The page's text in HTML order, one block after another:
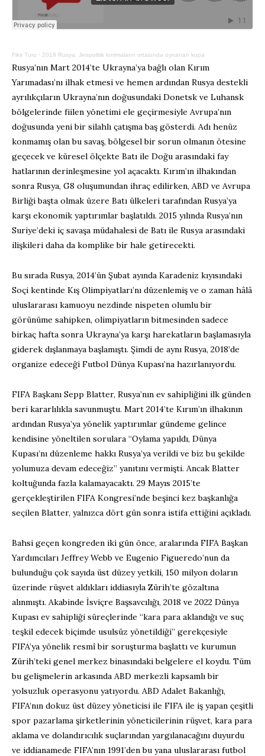
Fikir Turu · 2018 Rusya: Jeopolitik kırılmaların ortasında oynanan kupa
Rusya’nın Mart 2014’te Ukrayna’ya bağlı olan Kırım
Yarımadası’nı ilhak etmesi ve hemen ardından Rusya destekli
ayrılıkçıların Ukrayna’nın doğusundaki Donetsk ve Luhansk
bölgelerinde fiilen yönetimi ele geçirmesiyle Avrupa’nın
doğusunda yeni bir silahlı çatışma baş gösterdi. Adı henüz
konmamış olan bu savaş, bölgesel bir sorun olmanın ötesine
geçecek ve küresel ölçekte Batı ile Doğu arasındaki fay
hatlarının derinleşmesine yol açacaktı. Kırım’ın ilhakından
sonra Rusya, G8 oluşumundan ihraç edilirken, ABD ve Avrupa
Birliği başta olmak üzere Batı ülkeleri tarafından Rusya’ya
karşı ekonomik yaptırımlar başlatıldı. 2015 yılında Rusya’nın
Suriye’deki iç savaşa müdahalesi de Batı ile Rusya arasındaki
ilişkileri daha da komplike bir hale getirecekti.
Bu sırada Rusya, 2014’ün Şubat ayında Karadeniz kıyısındaki
Soçi kentinde Kış Olimpiyatları’nı düzenlemiş ve o zaman hâlâ
uluslararası kamuoyu nezdinde nispeten olumlu bir
görünüme sahipken, olimpiyatların bitmesinden sadece
birkaç hafta sonra Ukrayna’ya karşı harekatların başlamasıyla
giderek dışlanmaya başlamıştı. Şimdi de aynı Rusya, 2018’de
organize edeceği Futbol Dünya Kupası’na hazırlanıyordu.
FIFA Başkanı Sepp Blatter, Rusya’nın ev sahipliğini ilk günden
beri kararlılıkla savunmuştu. Mart 2014’te Kırım’ın ilhakının
ardından Rusya’ya yönelik yaptırımlar gündeme gelince
kendisine yöneltilen sorulara “Oylama yapıldı, Dünya
Kupası’nı düzenleme hakkı Rusya’ya verildi ve biz bu şekilde
yolumuza devam edeceğiz” yanıtını vermişti. Ancak Blatter
koltuğunda fazla kalamayacaktı. 29 Mayıs 2015’te
gerçekleştirilen FIFA Kongresi’nde beşinci kez başkanlığa
seçilen Blatter, yalnızca dört gün sonra istifa ettiğini açıkladı.
Bahsi geçen kongreden iki gün önce, aralarında FIFA Başkan
Yardımcıları Jeffrey Webb ve Eugenio Figueredo’nun da
bulunduğu çok sayıda üst düzey yetkili, 150 milyon doların
üzerinde rüşvet aldıkları iddiasıyla Zürih’te gözaltına
alınmıştı. Akabinde İsviçre Başsavcılığı, 2018 ve 2022 Dünya
Kupası ev sahipliği süreçlerinde “kara para aklandığı ve suç
teşkil edecek biçimde usulsüz yönetildiği” gerekçesiyle
FIFA’ya yönelik resmî bir soruşturma başlattı ve kurumun
Zürih’teki genel merkez binasındaki belgelere el koydu. Tüm
bu gelişmelerin arkasında ABD merkezli kapsamlı bir
yolsuzluk operasyonu yatıyordu. ABD Adalet Bakanlığı,
FIFA’nın dokuz üst düzey yöneticisi ile FIFA ile iş yapan çeşitli
spor pazarlama şirketlerinin yöneticilerinin rüşvet, kara para
aklama ve dolandırıcılık suçlarından yargılanacağını duyurdu
ve iddianamede FIFA’nın 1991’den bu yana uluslararası futbol